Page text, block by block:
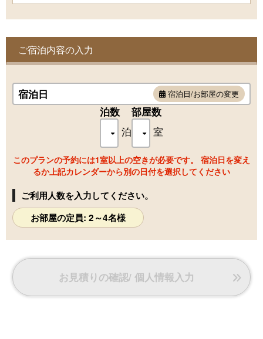
テレビ・衛星放送・電話・湯沸かしポット・お茶セット・冷
蔵庫（有料のドリンクが入っています）・ドライヤー・電気
スタンド・インタネット接続（Wi-Fi）
【お部屋にご用意してあるアメニティ―】
ボディソープ・リンスインシャンプー・ハミガキセット・カ
ミソリ・シャワーキャップ・ブラシ・タオル・バスタオル・
【共同浴場の利用時間】
16：00～22：00
ご宿泊内容の入力
宿泊日 宿泊日/お部屋の変更
泊数
泊
部屋数
室
このプランの予約には1室以上の空きが必要です。 宿泊日を変え
るか上記カレンダーから別の日付を選択してください
ご利用人数を入力してください。
お部屋の定員: 2～4名様
お見積りの確認/ 個人情報入力